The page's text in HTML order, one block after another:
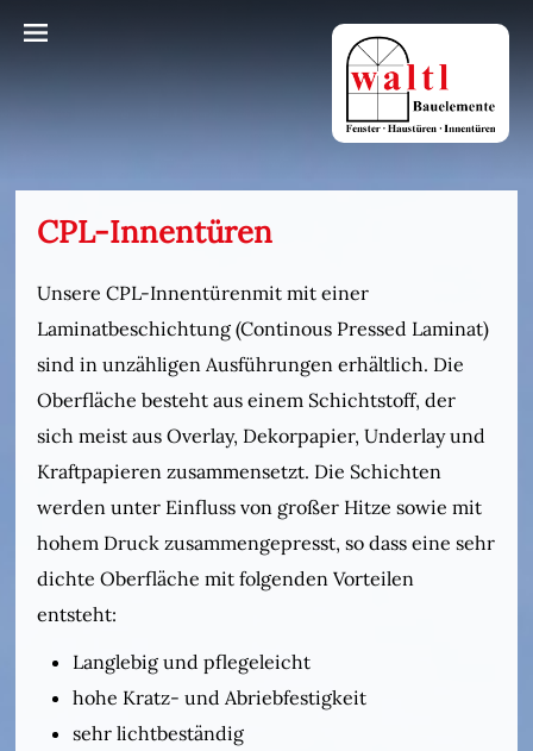
CPL-Innentüren
Unsere CPL-Innentürenmit mit einer
Laminatbeschichtung (Continous Pressed Laminat)
sind in unzähligen Ausführungen erhältlich. Die
Oberfläche besteht aus einem Schichtstoff, der
sich meist aus Overlay, Dekorpapier, Underlay und
Kraftpapieren zusammensetzt. Die Schichten
werden unter Einfluss von großer Hitze sowie mit
hohem Druck zusammengepresst, so dass eine sehr
dichte Oberfläche mit folgenden Vorteilen
entsteht:
Langlebig und pflegeleicht
hohe Kratz- und Abriebfestigkeit
sehr lichtbeständig